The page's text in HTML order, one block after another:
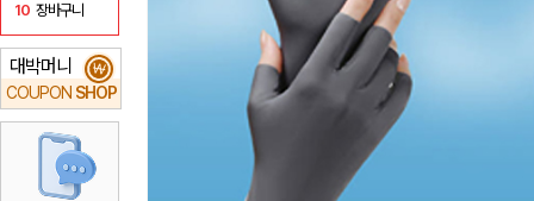
10 장바구니
대박머니
COUPON SHOP
₩